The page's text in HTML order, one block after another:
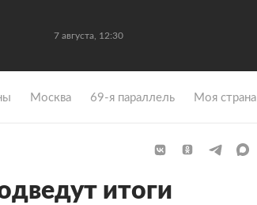
7 августа, 12:30
Москва 69-я параллель Моя страна
итоги